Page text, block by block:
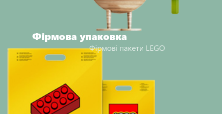
Фірмова упаковка
Фірмові пакети LEGO